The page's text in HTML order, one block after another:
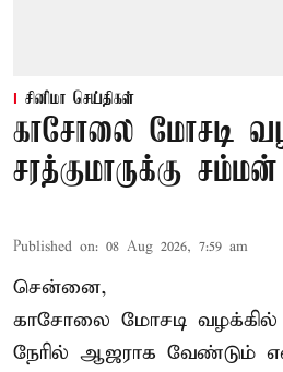
சினிமா செய்திகள்
காசோலை மோசடி
சரத்குமாருக்கு சம்மன்
Published on: 08 Aug 2026, 7:59 am
சென்னை,
காசோலை மோசடி வழக்கில்
நேரில் ஆஜராக வேண்டும்